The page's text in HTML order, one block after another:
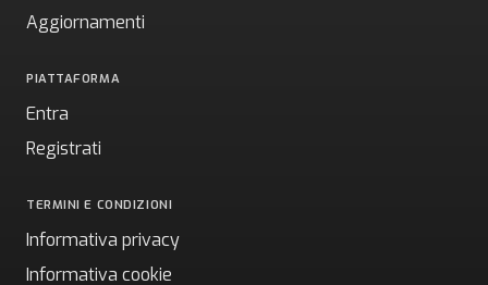
Aggiornamenti
PIATTAFORMA
Entra
Registrati
TERMINI E CONDIZIONI
Informativa privacy
Informativa cookie